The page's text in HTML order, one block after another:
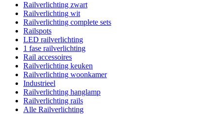
Railverlichting zwart
Railverlichting wit
Railverlichting complete sets
Railspots
LED railverlichting
1 fase railverlichting
Rail accessoires
Railverlichting keuken
Railverlichting woonkamer
Industrieel
Railverlichting hanglamp
Railverlichting rails
Alle Railverlichting